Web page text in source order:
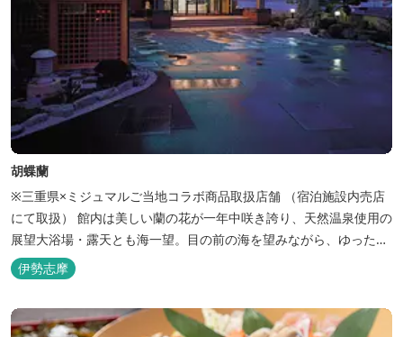
胡蝶蘭
※三重県×ミジュマルご当地コラボ商品取扱店舗 （宿泊施設内売店
にて取扱） 館内は美しい蘭の花が一年中咲き誇り、天然温泉使用の
展望大浴場・露天とも海一望。目の前の海を望みながら、ゆったり
とした時間をお過ごし下さい。
伊勢志摩